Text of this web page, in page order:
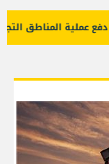
التجريبية